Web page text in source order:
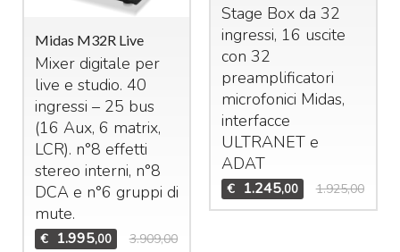
Midas M32R Live
Mixer digitale per
live e studio. 40
ingressi – 25 bus
(16 Aux, 6 matrix,
LCR). n°8 effetti
stereo interni, n°8
DCAe n°6 gruppi di
mute.
€ 1.995,00 3.909,00
Stage Box da 32
ingressi, 16 uscite
con 32
preamplificatori
microfonici Midas,
interfacce
ULTRANETe
ADAT
€ 1.245,00 1.925,00